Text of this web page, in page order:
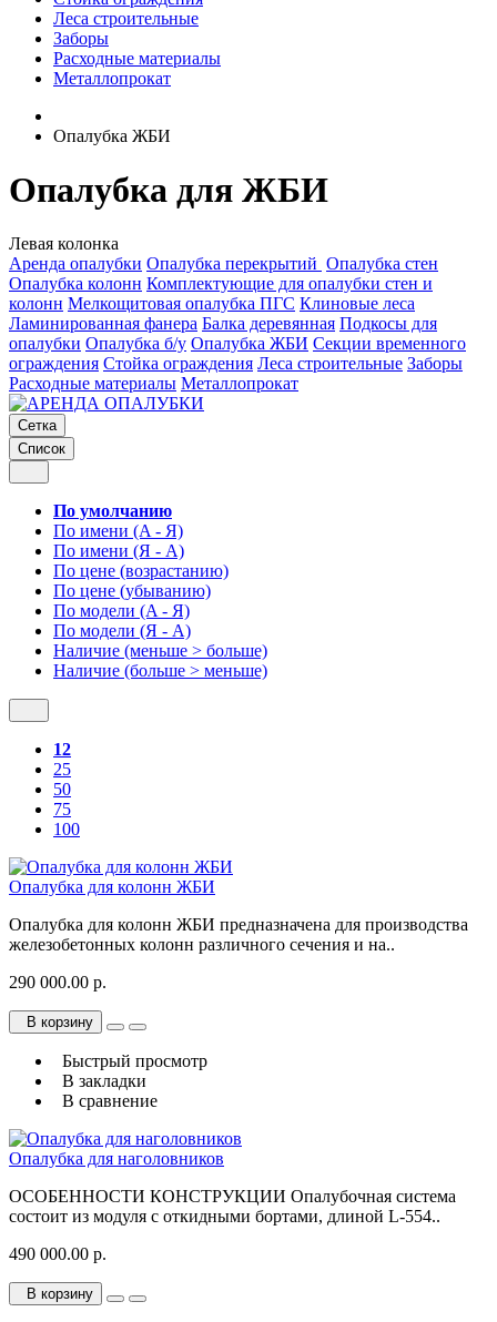
Леса строительные
Заборы
Расходные материалы
Металлопрокат
Опалубка ЖБИ
Опалубка для ЖБИ
Левая колонка
Аренда опалубки Опалубка перекрытий Опалубка стен
Опалубка колонн Комплектующие для опалубки стен и
колонн Мелкощитовая опалубка ПГС Клиновые леса
Ламинированная фанера Балка деревянная Подкосы для
опалубки Опалубка б/у Опалубка ЖБИ Секции временного
ограждения Стойка ограждения Леса строительные Заборы
Расходные материалы Металлопрокат
Сетка
Список
По умолчанию
По имени (A - Я)
По имени (Я - A)
По цене (возрастанию)
По цене (убыванию)
По модели (A - Я)
По модели (Я - A)
Наличие (меньше > больше)
Наличие (больше > меньше)
12
25
50
75
100
Опалубка для колонн ЖБИ
Опалубка для колонн ЖБИ предназначена для производства
железобетонных колонн различного сечения и на..
290 000.00 р.
В корзину
Быстрый просмотр
В закладки
В сравнение
Опалубка для наголовников
ОСОБЕННОСТИ КОНСТРУКЦИИ Опалубочная система
состоит из модуля с откидными бортами, длиной L-554..
490 000.00 р.
В корзину